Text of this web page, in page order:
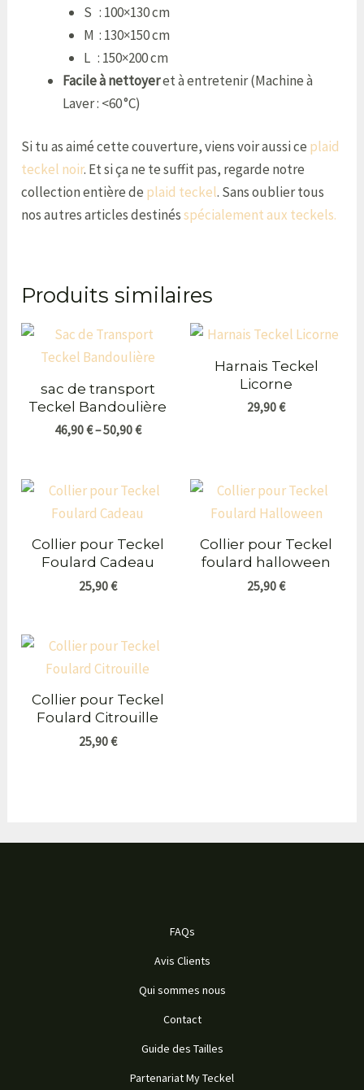
S : 100×130 cm
M : 130×150 cm
L : 150×200 cm
Facile à nettoyeret à entretenir (Machine à
Laver : <60 °C)
Si tu as aimé cette couverture, viens voir aussi ce plaid
teckel noir. Et si ça ne te suffit pas, regarde notre
collection entière de plaid teckel. Sans oublier tous
nos autres articles destinésspécialement aux teckels.
Produits similaires
sac de transport
Teckel Bandoulière
46,90€–50,90€
Harnais Teckel
Licorne
29,90€
Collier pour Teckel
Foulard Cadeau
25,90€
Collier pour Teckel
foulard halloween
25,90€
Collier pour Teckel
Foulard Citrouille
25,90€
FAQs
Avis Clients
Qui sommes nous
Contact
Guide des Tailles
Partenariat My Teckel